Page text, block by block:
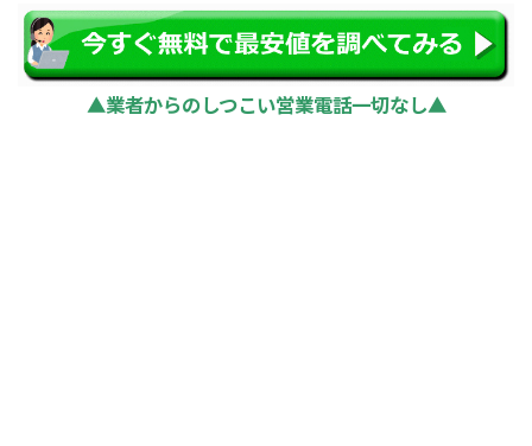
▲業者からのしつこい営業電話一切なし▲